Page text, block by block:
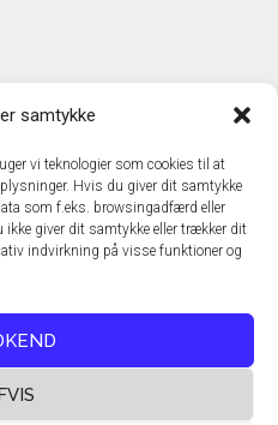
samtykke
vi teknologier som cookies til at
Hvis du giver dit samtykke
som f.eks. browsingadfærd eller
ikke giver dit samtykke eller trækker dit
indvirkning på visse funktioner og
A/S
Glostrup
43 24 26 28